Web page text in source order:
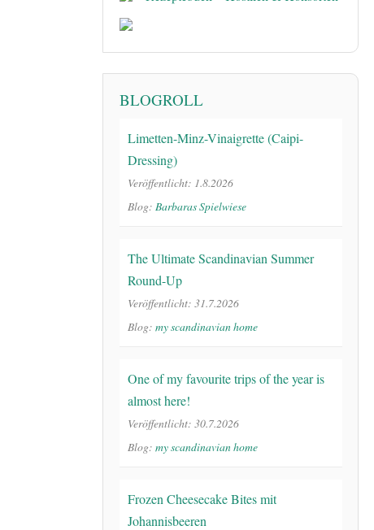
BLOGROLL
Limetten-Minz-Vinaigrette (Caipi-
Dressing)
Veröffentlicht: 1.8.2026
Blog: Barbaras Spielwiese
The Ultimate Scandinavian Summer
Round-Up
Veröffentlicht: 31.7.2026
Blog: my scandinavian home
One of my favourite trips of the year is
almost here!
Veröffentlicht: 30.7.2026
Blog: my scandinavian home
Frozen Cheesecake Bites mit
Johannisbeeren